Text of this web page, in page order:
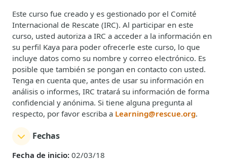
Este curso fue creado y es gestionado por el Comité
Internacional de Rescate (IRC). Al participar en este
curso, usted autoriza a IRC a acceder a la información en
su perfil Kaya para poder ofrecerle este curso, lo que
incluye datos como su nombre y correo electrónico. Es
posible que también se pongan en contacto con usted.
Tenga en cuenta que, antes de usar su información en
análisis o informes, IRC tratará su información de forma
confidencial y anónima. Si tiene alguna pregunta al
respecto, por favor escriba a Learning@rescue.org.
Fechas
Fecha de inicio: 02/03/18